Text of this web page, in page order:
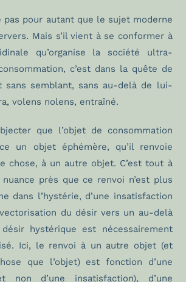
pas pour autant que le sujet moderne
Mais s’il vient à se conformer à
qu’organise la société ultra-
c’est dans la quête de
sans semblant, sans au-delà de lui-
volens nolens, entraîné.
que l’objet de consommation
un objet éphémère, qu’il renvoie
chose, à un autre objet. C’est tout à
près que ce renvoi n’est plus
dans l’hystérie, d’une insatisfaction
du désir vers un au-delà
hystérique est nécessairement
Ici, le renvoi à un autre objet (et
que l’objet) est fonction d’une
non d’une insatisfaction), d’une